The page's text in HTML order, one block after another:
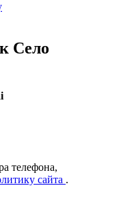
Село
телефона,
сайта .